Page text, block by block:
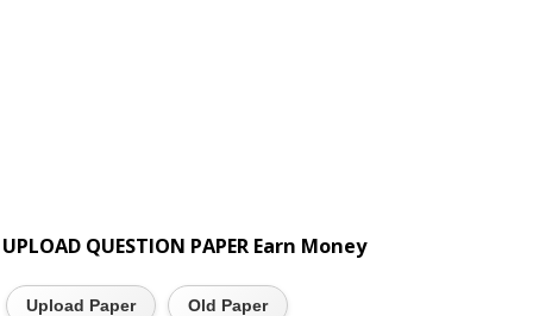
UPLOAD QUESTION PAPER Earn Money
Upload Paper Old Paper